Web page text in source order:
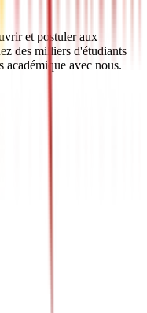
et postuler aux
des milliers d'étudiants
académique avec nous.